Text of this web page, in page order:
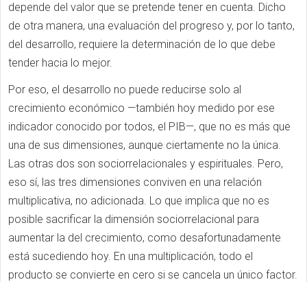
depende del valor que se pretende tener en cuenta. Dicho
de otra manera, una evaluación del progreso y, por lo tanto,
del desarrollo, requiere la determinación de lo que debe
tender hacia lo mejor.
Por eso, el desarrollo no puede reducirse solo al
crecimiento económico —también hoy medido por ese
indicador conocido por todos, el PIB—, que no es más que
una de sus dimensiones, aunque ciertamente no la única.
Las otras dos son sociorrelacionales y espirituales. Pero,
eso sí, las tres dimensiones conviven en una relación
multiplicativa, no adicionada. Lo que implica que no es
posible sacrificar la dimensión sociorrelacional para
aumentar la del crecimiento, como desafortunadamente
está sucediendo hoy. En una multiplicación, todo el
producto se convierte en cero si se cancela un único factor.